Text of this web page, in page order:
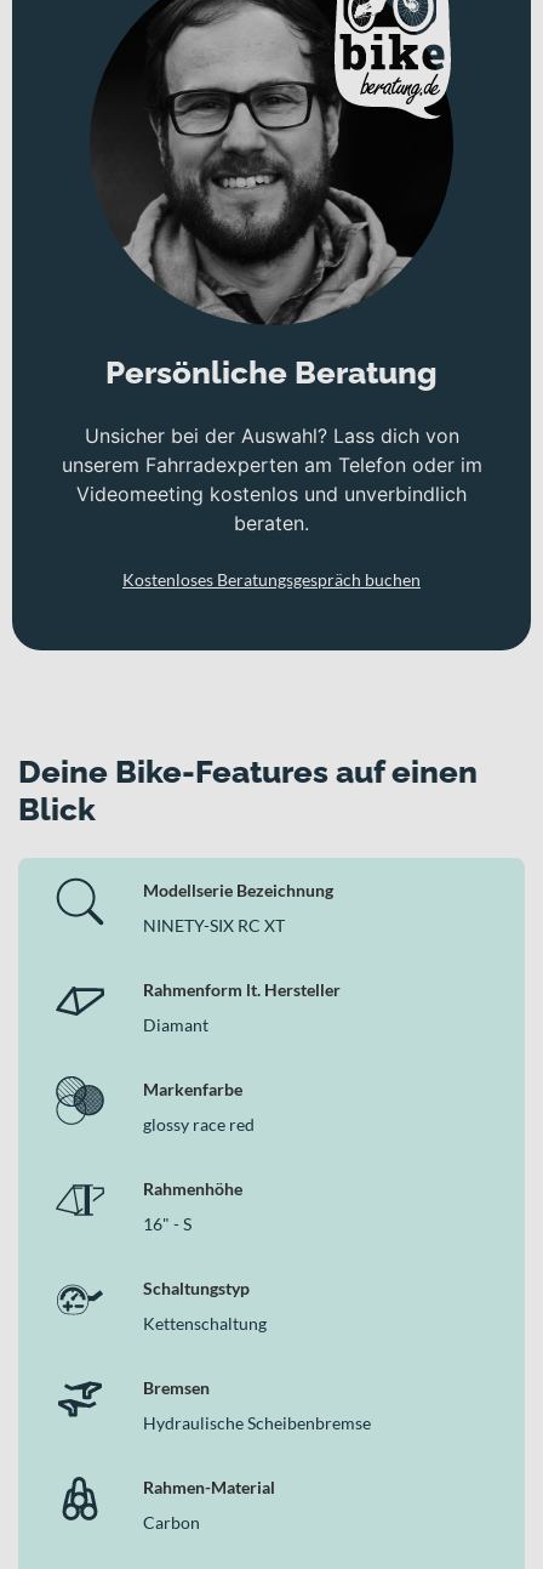
Full-Suspension-Bike. Das NINETY-SIX definiert, wie ein modernes
Cross-Country-Racebike sein sollte. Es kommt sowohl mit den
rauen Weltklasse-Rennstrecken zurecht, als auch mit Hyperspeed-
Kletterpassagen oder rasanten und waghalsigen Abfahrten. Für
diejenigen, die ein Cross-Country-Bike eher für Renneinsätze als
für Highspeed-Trailspaß suchen, bieten die RC-Modelle mit einer
100-mm-Federgabel etwas weniger Federweg vorne, schnell
rollende Reifen und eine leichtere Vorderradbremse.
Persönliche Beratung
Unsicher bei der Auswahl? Lass dich von
unserem Fahrradexperten am Telefon oder im
Videomeeting kostenlos und unverbindlich
beraten.
Kostenloses Beratungsgespräch buchen
Deine Bike-Features auf einen
Blick
Modellserie Bezeichnung
NINETY-SIX RC XT
Rahmenform lt. Hersteller
Diamant
Markenfarbe
glossy race red
Rahmenhöhe
16" - S
Schaltungstyp
Kettenschaltung
Bremsen
Hydraulische Scheibenbremse
Rahmen-Material
Carbon